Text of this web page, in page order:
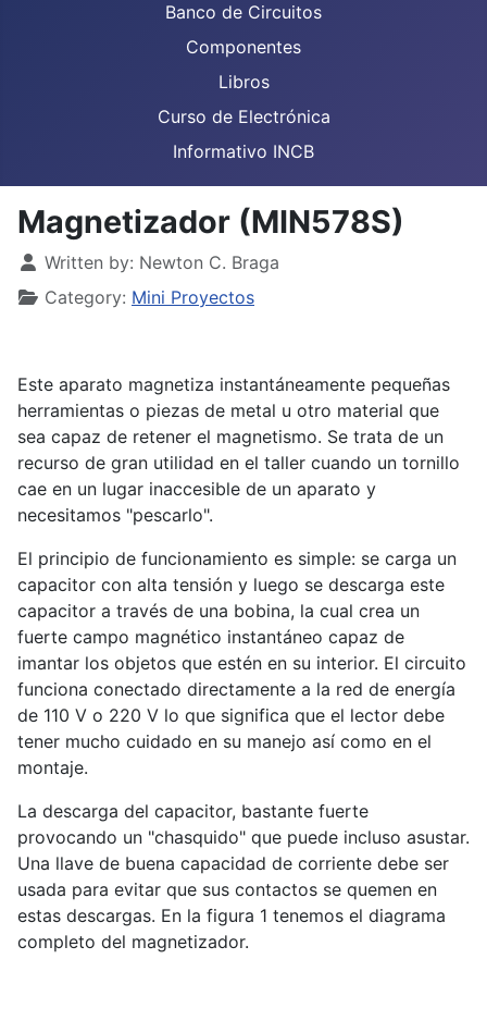
Banco de Circuitos
Componentes
Libros
Curso de Electrónica
Informativo INCB
Magnetizador (MIN578S)
Details
Written by: Newton C. Braga
Category: Mini Proyectos
Este aparato magnetiza instantáneamente pequeñas
herramientas o piezas de metal u otro material que
sea capaz de retener el magnetismo. Se trata de un
recurso de gran utilidad en el taller cuando un tornillo
cae en un lugar inaccesible de un aparato y
necesitamos "pescarlo".
El principio de funcionamiento es simple: se carga un
capacitor con alta tensión y luego se descarga este
capacitor a través de una bobina, la cual crea un
fuerte campo magnético instantáneo capaz de
imantar los objetos que estén en su interior. El circuito
funciona conectado directamente a la red de energía
de 110 V o 220 V lo que significa que el lector debe
tener mucho cuidado en su manejo así como en el
montaje.
La descarga del capacitor, bastante fuerte
provocando un "chasquido" que puede incluso asustar.
Una llave de buena capacidad de corriente debe ser
usada para evitar que sus contactos se quemen en
estas descargas. En la figura 1 tenemos el diagrama
completo del magnetizador.